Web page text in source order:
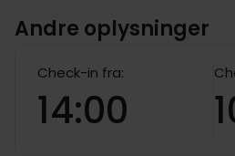
Andre oplysninger
Check-in fra:
14:00